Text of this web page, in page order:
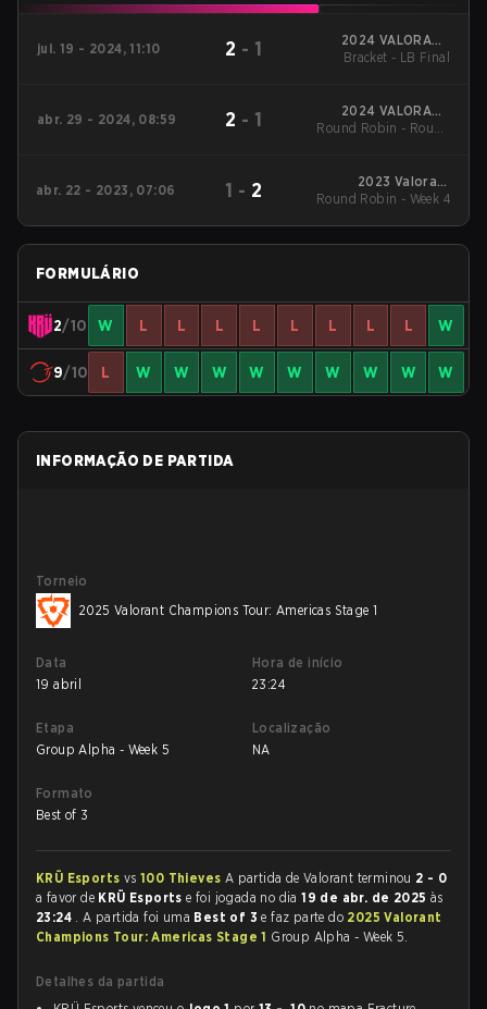
jul. 19 - 2024, 11:10 2 - 1
2024 VALORANT
Champions Tour:
Bracket - LB Final
abr. 29 - 2024, 08:59 2 - 1
2024 VALORANT
Champions Tour:
Round Robin - Round
abr. 22 - 2023, 07:06 1 - 2
2023 Valorant
Champions Tour:
Round Robin - Week 4
FORMULÁRIO
2/10 W L L L L L L L L W
9/10 L W W W W W W W W W
INFORMAÇÃO DE PARTIDA
Torneio
2025 Valorant Champions Tour: Americas Stage 1
Data
19 abril
Hora de início
23:24
Etapa
Group Alpha - Week 5
Localização
NA
Formato
Best of 3
KRÜ Esports vs100 Thieves A partida de Valorant terminou 2 - 0
a favor de KRÜ Esportse foi jogada no dia19 de abr. de 2025 às
23:24 . A partida foi uma Best of 3e faz parte do 2025 Valorant
Champions Tour: Americas Stage 1 Group Alpha - Week 5.
Detalhes da partida